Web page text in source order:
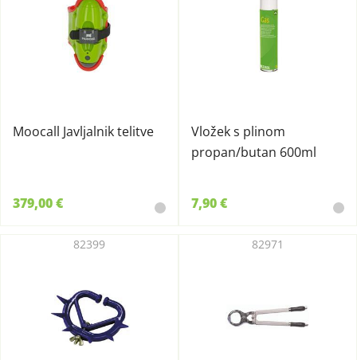
Moocall Javljalnik telitve
379,00 €
Vložek s plinom
propan/butan 600ml
7,90 €
82399 82971